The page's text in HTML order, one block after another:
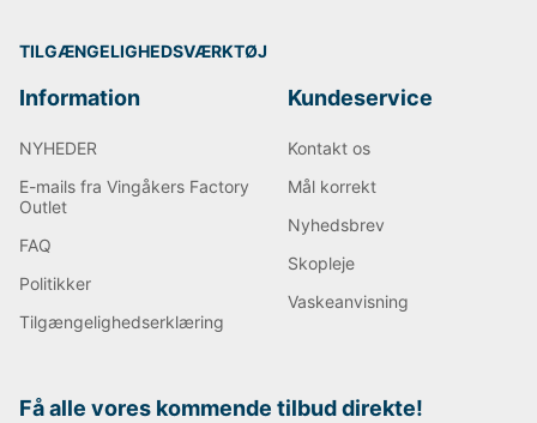
TILGÆNGELIGHEDSVÆRKTØJ
Information
NYHEDER
E-mails fra Vingåkers Factory
Outlet
FAQ
Politikker
Tilgængelighedserklæring
Kundeservice
Kontakt os
Mål korrekt
Nyhedsbrev
Skopleje
Vaskeanvisning
Få alle vores kommende tilbud direkte!